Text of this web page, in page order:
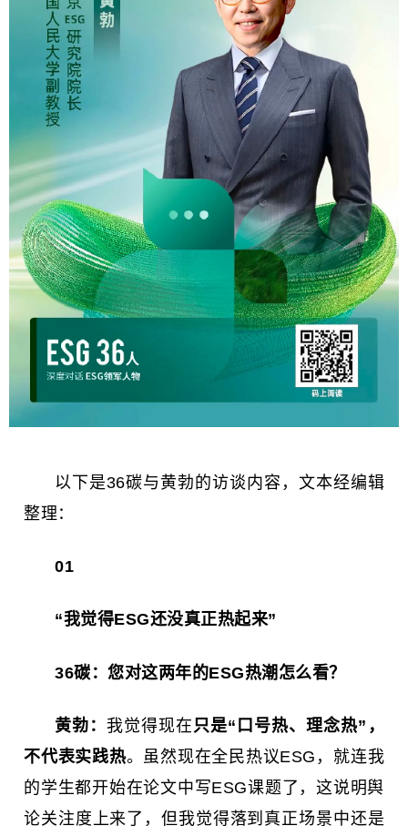
以下是36碳与黄勃的访谈内容，文本经编辑
整理：
01
“我觉得ESG还没真正热起来”
36碳： 您对这两年的ESG热潮怎么看？
黄勃： 我觉得现在只是“口号热、理念热”，
不代表实践热。虽然现在全民热议ESG，就连我
的学生都开始在论文中写ESG课题了，这说明舆
论关注度上来了，但我觉得落到真正场景中还是